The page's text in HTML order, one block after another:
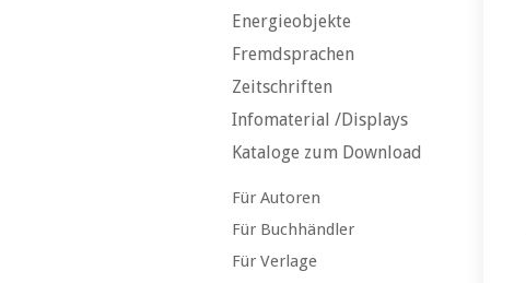
Energieobjekte
Fremdsprachen
Zeitschriften
Infomaterial /Displays
Kataloge zum Download
Für Autoren
Für Buchhändler
Für Verlage